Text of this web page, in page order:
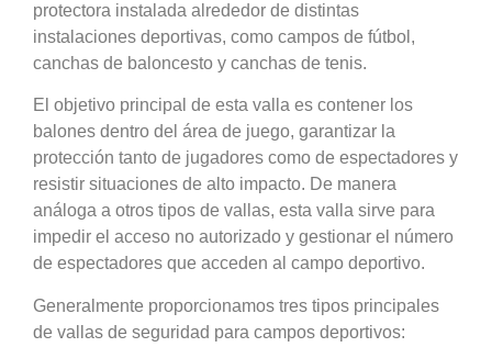
protectora instalada alrededor de distintas
instalaciones deportivas, como campos de fútbol,
canchas de baloncesto y canchas de tenis.
El objetivo principal de esta valla es contener los
balones dentro del área de juego, garantizar la
protección tanto de jugadores como de espectadores y
resistir situaciones de alto impacto. De manera
análoga a otros tipos de vallas, esta valla sirve para
impedir el acceso no autorizado y gestionar el número
de espectadores que acceden al campo deportivo.
Generalmente proporcionamos tres tipos principales
de vallas de seguridad para campos deportivos: